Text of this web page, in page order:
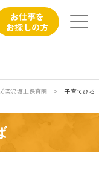
お仕事を
お探しの方
深沢坂上保育園 >
子育てひろ